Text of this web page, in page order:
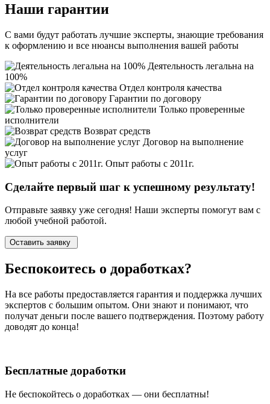
Наши гарантии
С вами будут работать лучшие эксперты, знающие требования
к оформлению и все нюансы выполнения вашей работы
Деятельность легальна на
100%
Отдел контроля качества
Гарантии по договору
Только проверенные
исполнители
Возврат средств
Договор на выполнение
услуг
Опыт работы с 2011г.
Сделайте первый шаг к успешному результату!
Отправьте заявку уже сегодня! Наши эксперты помогут вам с
любой учебной работой.
Оставить заявку
Беспокоитесь о доработках?
На все работы предоставляется гарантия и поддержка лучших
экспертов с большим опытом. Они знают и понимают, что
получат деньги после вашего подтверждения. Поэтому работу
доводят до конца!
Бесплатные доработки
Не беспокойтесь о доработках — они бесплатны!